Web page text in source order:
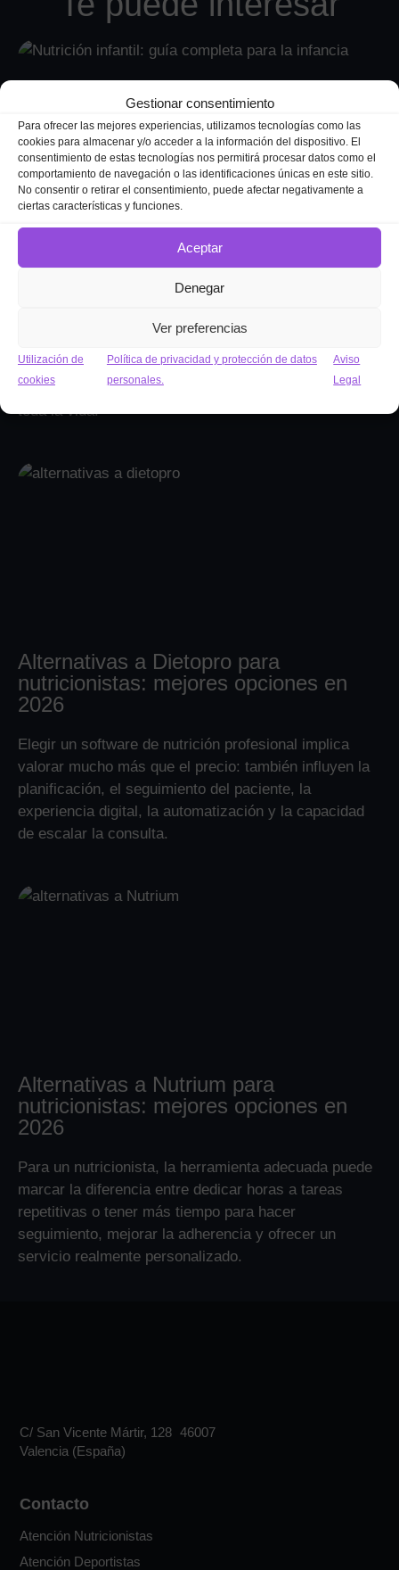
Gestionar consentimiento
Para ofrecer las mejores experiencias, utilizamos tecnologías como las
cookies para almacenar y/o acceder a la información del dispositivo. El
consentimiento de estas tecnologías nos permitirá procesar datos como el
comportamiento de navegación o las identificaciones únicas en este sitio.
No consentir o retirar el consentimiento, puede afectar negativamente a
ciertas características y funciones.
Aceptar
Denegar
Ver preferencias
Utilización de
cookies
Política de privacidad y protección de datos
personales.
Aviso
Legal
Nutrición infantil: guía especializada
para entender las necesidades
nutricionales en la infancia
La nutrición infantil es una etapa clave para el
la prevención de enfermedades y la construcción de
hábitos alimentarios que pueden mantenerse durante
toda la vida.
Alternativas a Dietopro para
nutricionistas: mejores opciones en
2026
Elegir un software de nutrición profesional implica
valorar mucho más que el precio: también influyen la
planificación, el seguimiento del paciente, la
experiencia digital, la automatización y la capacidad
de escalar la consulta.
Alternativas a Nutrium para
nutricionistas: mejores opciones en
2026
Para un nutricionista, la herramienta adecuada puede
marcar la diferencia entre dedicar horas a tareas
repetitivas o tener más tiempo para hacer
seguimiento, mejorar la adherencia y ofrecer un
servicio realmente personalizado.
C/ San Vicente Mártir, 128 46007
Valencia (España)
Contacto
Atención Nutricionistas
Atención Deportistas